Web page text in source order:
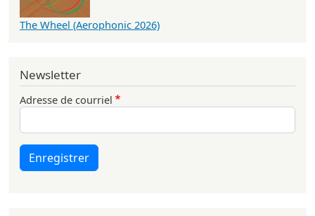
The Wheel (Aerophonic 2026)
Newsletter
Adresse de courriel
Enregistrer